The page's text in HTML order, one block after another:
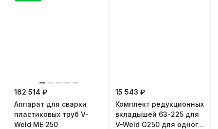
162 514 ₽
Аппарат для сварки
пластиковых труб V-
Weld ME 250
15 543 ₽
Комплект редукционных
вкладышей 63-225 для
V-Weld G250 для одного